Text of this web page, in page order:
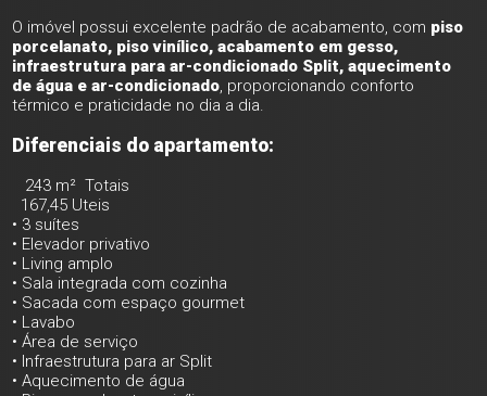
O imóvel possui excelente padrão de acabamento, com piso
porcelanato, piso vinílico, acabamento em gesso,
infraestrutura para ar-condicionado Split, aquecimento
de água e ar-condicionado, proporcionando conforto
térmico e praticidade no dia a dia.
Diferenciais do apartamento:
243 m² Totais
167,45 Uteis
• 3 suítes
• Elevador privativo
• Living amplo
• Sala integrada com cozinha
• Sacada com espaço gourmet
• Lavabo
• Área de serviço
• Infraestrutura para ar Split
• Aquecimento de água